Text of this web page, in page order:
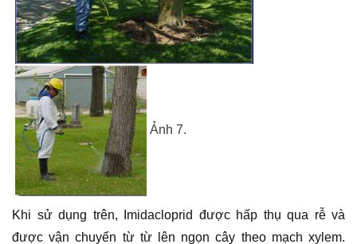
Ảnh 7.
Khi sử dụng trên, Imidacloprid được hấp thụ qua rễ và
được vận chuyển từ từ lên ngọn cây theo mạch xylem.